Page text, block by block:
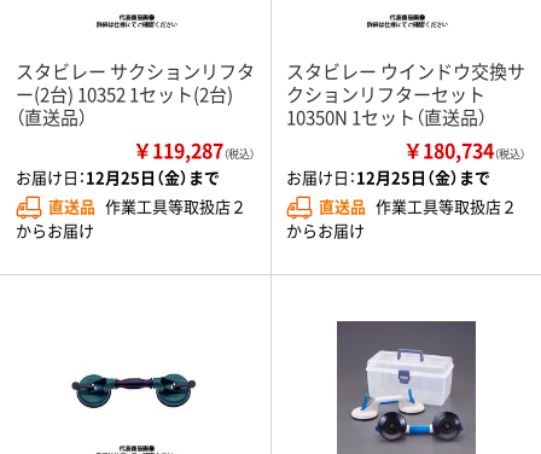
スタビレー サクションリフタ
ー(2台) 10352 1セット(2台)
（直送品）
￥119,287（税込）
お届け日：12月25日（金）まで
直送品 作業工具等取扱店２
からお届け
スタビレー ウインドウ交換サ
クションリフターセット
10350N 1セット（直送品）
￥180,734（税込）
お届け日：12月25日（金）まで
直送品 作業工具等取扱店２
からお届け